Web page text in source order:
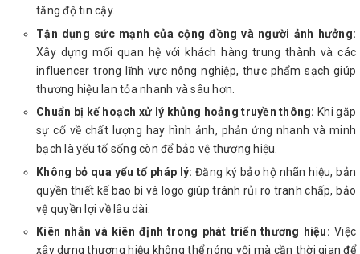
tăng độ tin cậy.
Tận dụng sức mạnh của cộng đồng và người ảnh hưởng:
Xây dựng mối quan hệ với khách hàng trung thành và các
influencer trong lĩnh vực nông nghiệp, thực phẩm sạch giúp
thương hiệu lan tỏa nhanh và sâu hơn.
Chuẩn bị kế hoạch xử lý khủng hoảng truyền thông: Khi gặp
sự cố về chất lượng hay hình ảnh, phản ứng nhanh và minh
bạch là yếu tố sống còn để bảo vệ thương hiệu.
Không bỏ qua yếu tố pháp lý:Đăng ký bảo hộ nhãn hiệu, bản
quyền thiết kế bao bì và logo giúp tránh rủi ro tranh chấp, bảo
vệ quyền lợi về lâu dài.
Kiên nhẫn và kiên định trong phát triển thương hiệu: Việc
xây dựng thương hiệu không thể nóng vội mà cần thời gian để